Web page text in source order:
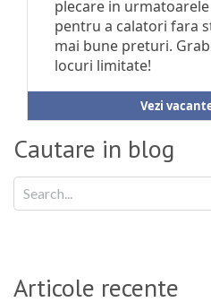
Cautare in blog
Articole recente